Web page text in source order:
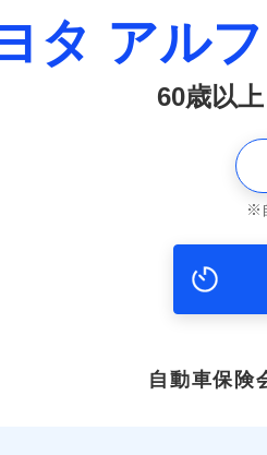
タ アル
60歳以
自動車保険